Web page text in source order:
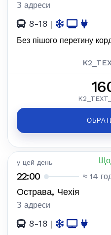
З адреси
8-18 |
Без пішого перетину
у цей день
22:00 ≈ 14
Острава, Чехія
З адреси
8-18 |